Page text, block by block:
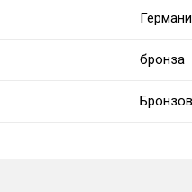
бронза